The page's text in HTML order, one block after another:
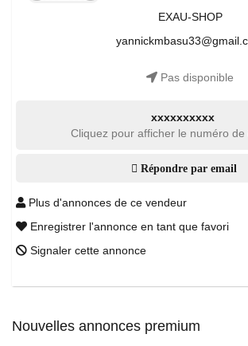
EXAU-SHOP
Pas disponible
xxxxxxxxxx
Cliquez pour afficher le numéro de
Répondre par email
Plus d'annonces de ce vendeur
Enregistrer l'annonce en tant que favori
Signaler cette annonce
Nouvelles annonces premium